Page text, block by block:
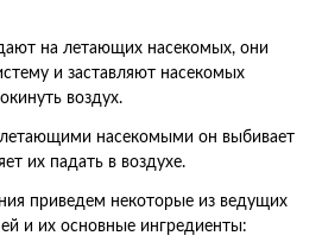
на летающих насекомых, они
и заставляют насекомых
воздух.
летающими насекомыми он выбивает
их падать в воздухе.
приведем некоторые из ведущих
и их основные ингредиенты: